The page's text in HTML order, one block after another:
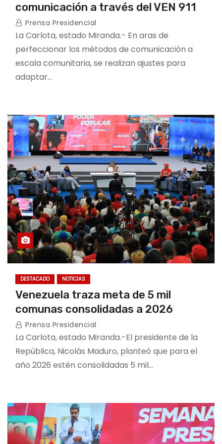
comunicación a través del VEN 911
Prensa Presidencial
La Carlota, estado Miranda.- En aras de
perfeccionar los métodos de comunicación a
escala comunitaria, se realizan ajustes para
adaptar…
DESTACADO NOTICIAS
Venezuela traza meta de 5 mil
comunas consolidadas a 2026
Prensa Presidencial
La Carlota, estado Miranda.-El presidente de la
República, Nicolás Maduro, planteó que para el
año 2026 estén consolidadas 5 mil…